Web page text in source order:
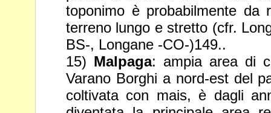
toponimo è probabilmente da
terreno lungo e stretto (cfr.
BS-, Longane -CO-)149..
15) Malpaga: ampia area di
Varano Borghi a nord-est del
coltivata con mais, è dagli